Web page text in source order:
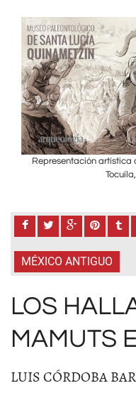
Representación artística
MÉXICO ANTIGUO
LOS
MAMUTS
LUIS CÓRDOBA